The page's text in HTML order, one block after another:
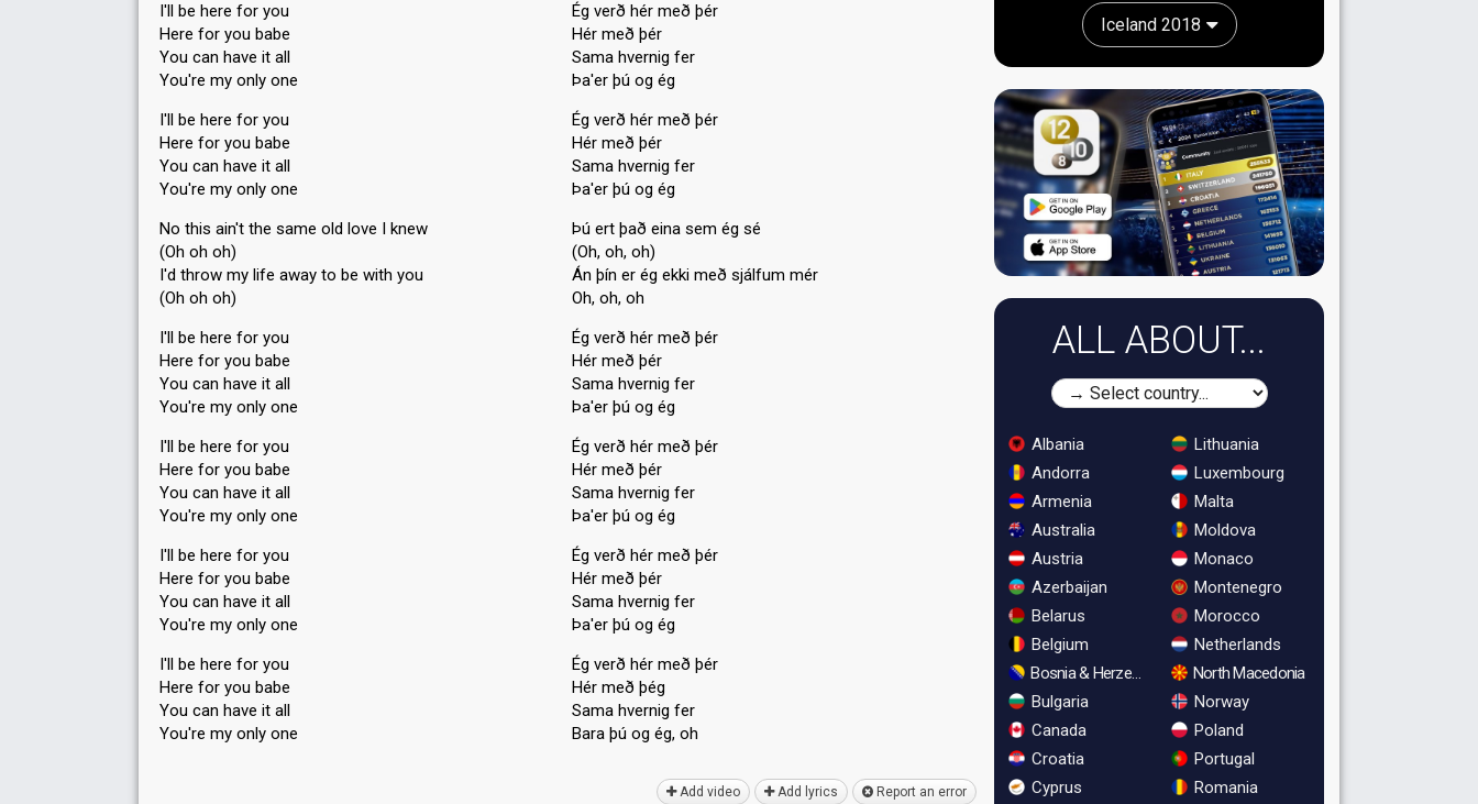
I'll be here for you
Here for you babe
You can have it all
You're my only one
I'll be here for you
Here for you babe
You can have it all
You're my only one
No this ain't the ѕame old love I knew
(Oh oh oh)
I'd throw my life away to be with you
(Oh oh oh)
I'll be here for you
Here for you babe
You can have it all
You're my only one
I'll be here for you
Here for you babe
You can have it all
You're my only one
I'll be here for you
Here for you babe
You can have it all
You're my only one
I'll be here for you
Here for you babe
You can have it аll
You're my only one
Ég verð hér með þér
Hér með þér
Sama hvernig fer
Þa'er þú og ég
Ég verð hér með þér
Hér með þér
Sama hvernig fer
Þa'er þú og ég
Þú ert það eina sem ég sé
(Oh, oh, oh)
Án þín er ég ekki með ѕjálfum mér
Oh, oh, oh
Ég verð hér með þér
Hér með þér
Sama hvernig fer
Þa'er þú og ég
Ég verð hér með þér
Hér með þér
Sama hvernig fer
Þa'er þú og ég
Ég verð hér með þér
Hér með þér
Sama hvernig fer
Þa'er þú og ég
Ég verð hér með þér
Hér með þég
Sama hvernig fer
Barа þú og ég, oh
Add video Add lyrics Report an error
Iceland 2018
ALL ABOUT...
Albania
Andorra
Armenia
Australia
Austria
Azerbaijan
Belarus
Belgium
Bosnia & Herzegovina
Bulgaria
Canada
Croatia
Cyprus
Lithuania
Luxembourg
Malta
Moldova
Monaco
Montenegro
Morocco
Netherlands
North Macedonia
Norway
Poland
Portugal
Romania